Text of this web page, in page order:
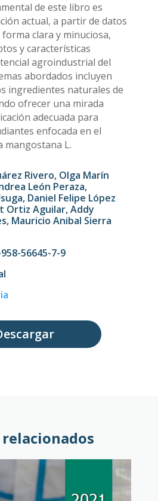
de este libro es
actual, a partir de datos
clara y minuciosa,
y características
agroindustrial del
abordados incluyen
ingredientes naturales de
ofrecer una mirada
adecuada para
enfocada en el
mangostana L.
Rivero, Olga Marín
León Peraza,
Daniel Felipe López
Ortiz Aguilar, Addy
Mauricio Anibal Sierra
56645-7-9